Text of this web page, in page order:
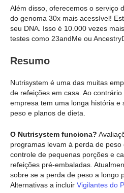
Além disso, oferecemos o serviço
do genoma 30x mais acessível!
seu DNA. Isso é 10.000 vezes
testes como 23andMe ou
Resumo
Nutrisystem é uma das muitas
de refeições em casa. Ao
empresa tem uma longa história e
peso e planos de dieta.
O Nutrisystem funciona?
programas levam à perda de
controle de pequenas porções e
refeições pré-embaladas.
sobre se a perda de peso a longo
Alternativas a incluir Vigilantes do